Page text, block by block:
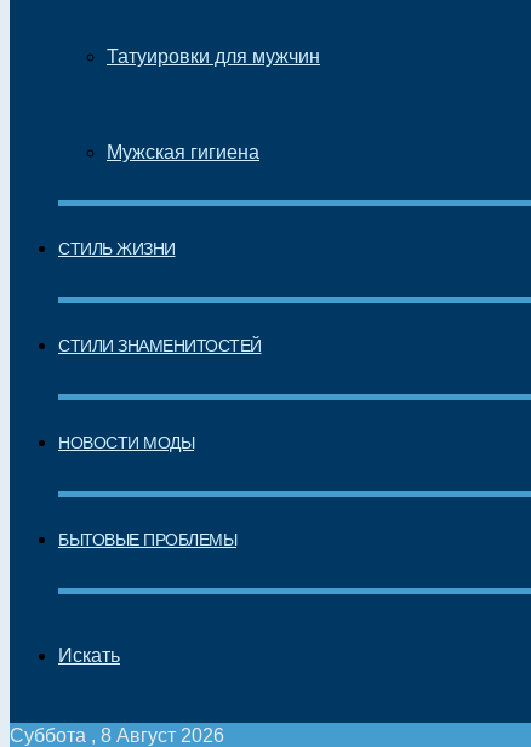
Татуировки для мужчин
Мужская гигиена
СТИЛЬ ЖИЗНИ
СТИЛИ ЗНАМЕНИТОСТЕЙ
НОВОСТИ МОДЫ
БЫТОВЫЕ ПРОБЛЕМЫ
Искать
Суббота , 8 Август 2026